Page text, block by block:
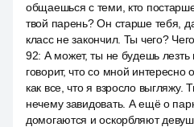
общаешься с теми, кто
твой парень? Он старше тебя,
класс не закончил. Ты чего?
92: А может, ты не будешь
говорит, что со мной интересно
как все, что я взросло выгляжу.
нечему завидовать. А ещё о
домогаются и оскорбляют